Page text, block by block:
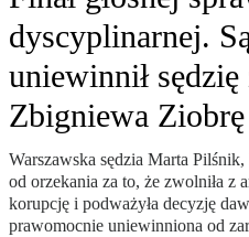
dyscyplinarnej.
uniewinnił
Zbigniewa Ziobrę
Warszawska sędzia Marta
od orzekania za to, że zwolniła z
korupcję i podważyła decyzję
prawomocnie uniewinniona od